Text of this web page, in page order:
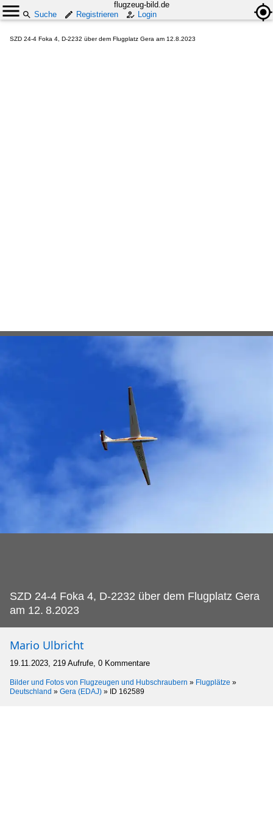
flugzeug-bild.de
Suche
Registrieren Login
SZD 24-4 Foka 4, D-2232 über dem Flugplatz Gera am 12.8.2023
SZD 24-4 Foka 4, D-2232 über dem Flugplatz Gera
am 12. 8.2023
Mario Ulbricht
19.11.2023, 219 Aufrufe, 0 Kommentare
Bilder und Fotos von Flugzeugen und Hubschraubern » Flugplätze »
Deutschland » Gera (EDAJ) » ID 162589